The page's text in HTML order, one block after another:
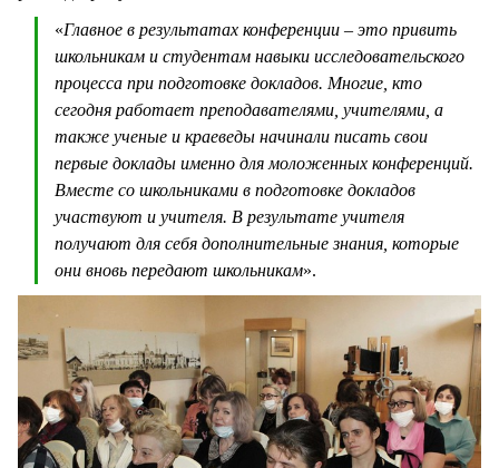
«Главное в результатах конференции – это привить
школьникам и студентам навыки исследовательского
процесса при подготовке докладов. Многие, кто
сегодня работает преподавателями, учителями, а
также ученые и краеведы начинали писать свои
первые доклады именно для моложенных конференций.
Вместе со школьниками в подготовке докладов
участвуют и учителя. В результате учителя
получают для себя дополнительные знания, которые
они вновь передают школьникам».